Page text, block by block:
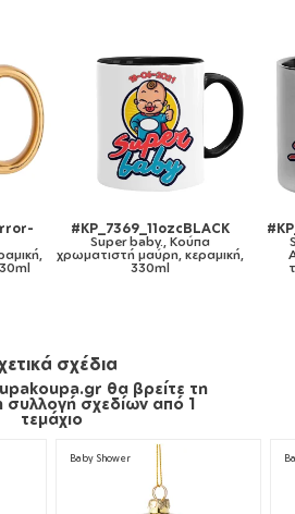
#KP_7369_gymbag-bb-
white
Super baby., Τσάντα πλάτης
πουγκί GYMBAG λευκή, με
σχέδια
θα βρείτε τη
συλλογή σχεδίων από 1
τεμάχιο
Baby Shower